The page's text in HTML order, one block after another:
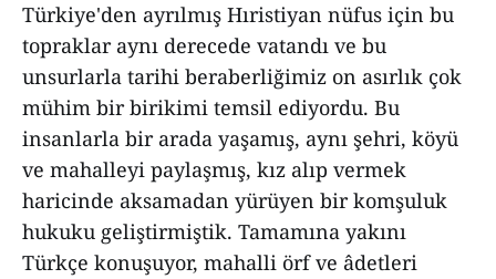
Türkiye'den ayrılmış Hıristiyan nüfus için bu
topraklar aynı derecede vatandı ve bu
unsurlarla tarihi beraberliğimiz on asırlık çok
mühim bir birikimi temsil ediyordu. Bu
insanlarla bir arada yaşamış, aynı şehri, köyü
ve mahalleyi paylaşmış, kız alıp vermek
haricinde aksamadan yürüyen bir komşuluk
hukuku geliştirmiştik. Tamamına yakını
Türkçe konuşuyor, mahalli örf ve âdetleri